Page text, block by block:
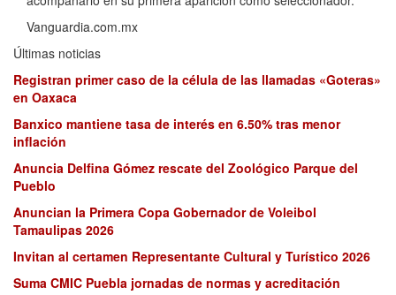
Vanguardia.com.mx
Últimas noticias
Registran primer caso de la célula de las llamadas «Goteras»
en Oaxaca
Banxico mantiene tasa de interés en 6.50% tras menor
inflación
Anuncia Delfina Gómez rescate del Zoológico Parque del
Pueblo
Anuncian la Primera Copa Gobernador de Voleibol
Tamaulipas 2026
Invitan al certamen Representante Cultural y Turístico 2026
Suma CMIC Puebla jornadas de normas y acreditación